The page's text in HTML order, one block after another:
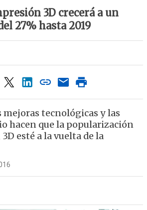
3D crecerá a un
27% hasta 2019
mejoras tecnológicas y las
hacen que la popularización
esté a la vuelta de la